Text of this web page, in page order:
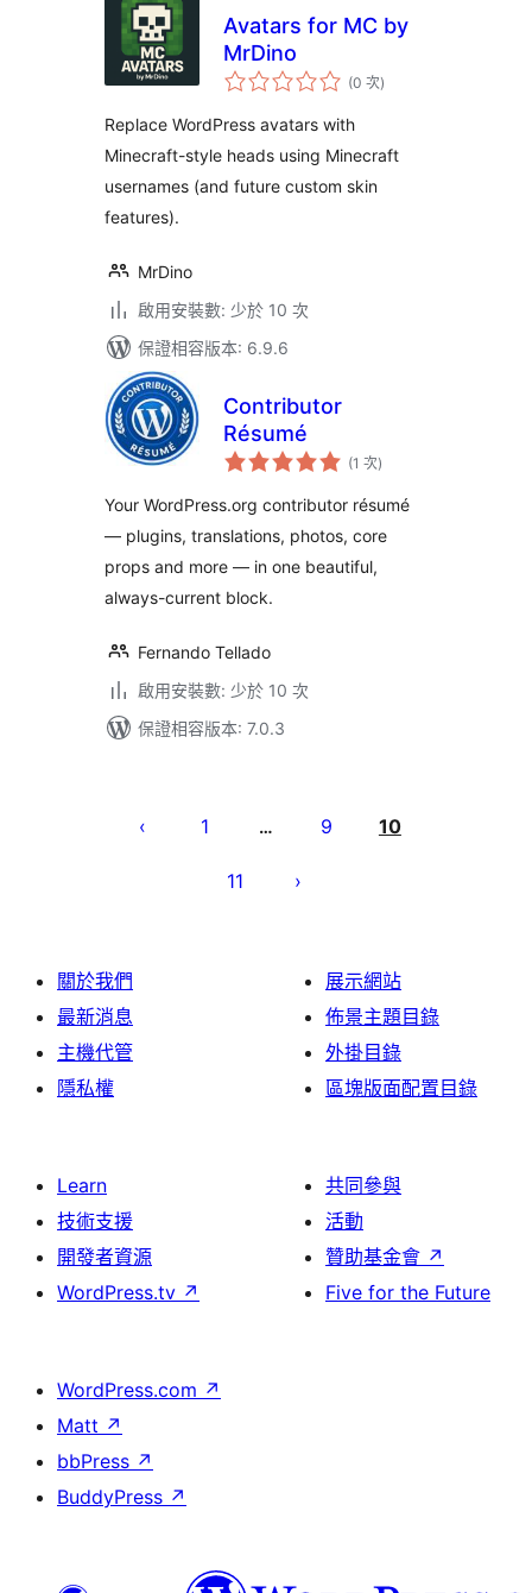
Avatars for MC by
MrDino
(0 次評
分)
Replace WordPress avatars with
Minecraft-style heads using Minecraft
usernames (and future custom skin
features).
MrDino
啟用安裝數: 少於 10 次
保證相容版本: 6.9.6
Contributor
Résumé
(1 次評
分
數
)
Your WordPress.org contributor résumé
— plugins, translations, photos, core
props and more — in one beautiful,
always-current block.
Fernando Tellado
啟用安裝數: 少於 10 次
保證相容版本: 7.0.3
1 … 9 10
11
關於我們
最新消息
主機代管
隱私權
展示網站
佈景主題目錄
外掛目錄
區塊版面配置目錄
Learn
技術支援
開發者資源
WordPress.tv ↗
共同參與
活動
贊助基金會 ↗
Five for the Future
WordPress.com ↗
Matt ↗
bbPress ↗
BuddyPress ↗